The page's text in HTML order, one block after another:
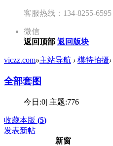
客服热线：134-8255-6595
微信
返回顶部 返回版块
viczz.com»主站导航 › 模特拍摄›
全部套图
今日:0| 主题:776
收藏本版 (5)
发表新帖
新窗